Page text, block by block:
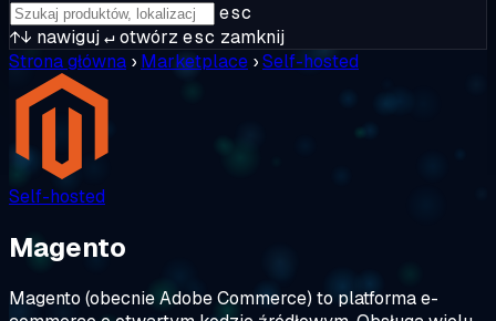
esc
↑↓ nawiguj↵otwórz esc zamknij
Strona główna › Marketplace ›Self-hosted
Self-hosted
Magento
Magento (obecnie Adobe Commerce) to platforma e-